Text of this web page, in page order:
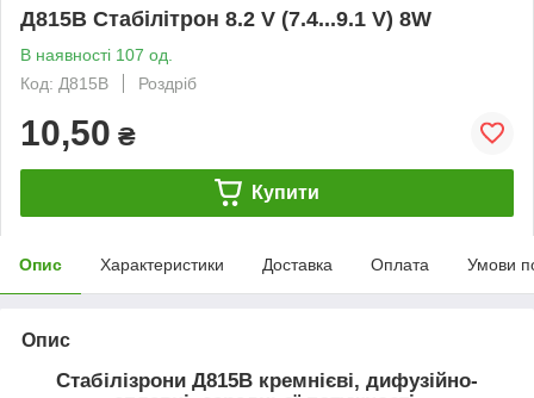
Д815В Стабілітрон 8.2 V (7.4...9.1 V) 8W
В наявності 107 од.
Код: Д815В
Роздріб
10,50 ₴
Купити
Опис Характеристики Доставка Оплата Умови
Опис
Стабілізрони Д815В кремнієві, дифузійно-